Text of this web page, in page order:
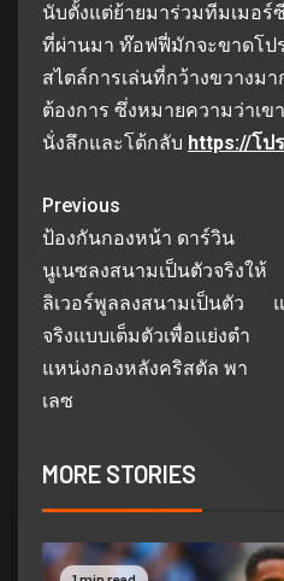
นับตั้งแต่ย้ายมาร่วมทีมเมอร์
ที่ผ่านมา ท๊อฟฟี่มักจะขาดโป
สไตล์การเล่นที่กว้างขวางม
ต้องการ ซึ่งหมายความว่าเ
นั่งลึกและโต้กลับ https://โป
Previous
ป้องกันกองหน้า ดาร์วิน
นูเนซลงสนามเป็นตัวจริงให้
ลิเวอร์พูลลงสนามเป็นตัว
จริงแบบเต็มตัวเพื่อแย่งตํา
แหน่งกองหลังคริสตัล พา
เลซ
MORE STORIES